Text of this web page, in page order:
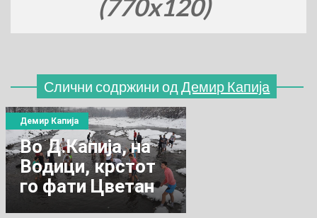
(770x120)
Слични содржини одДемир Капија
Во Д.Капија, на
Водици, крстот
го фати Цветан
Демир Капија